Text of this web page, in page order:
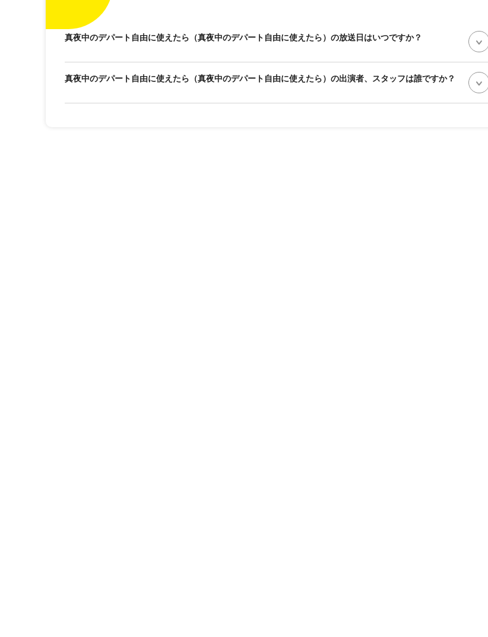
真夜中のデパート自由に使えたら（真夜中のデパート自由に使えたら）の放送日はいつですか？
真夜中のデパート自由に使えたら（真夜中のデパート自由に使えたら）の出演者、スタッフは誰ですか？